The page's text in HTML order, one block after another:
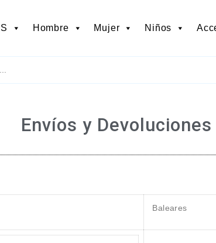
Hombre Mujer Niños
Envíos y Devoluciones
Baleares